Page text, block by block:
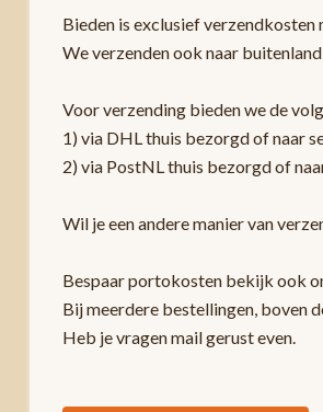
Bieden is exclusief
We verzenden ook naar
Voor verzending bieden we de
1) via DHL thuis bezorgd of naar
2) via PostNL thuis bezorgd of
Wil je een andere manier van
Bespaar portokosten bekijk ook
Bij meerdere bestellingen, boven
Heb je vragen mail gerust even.